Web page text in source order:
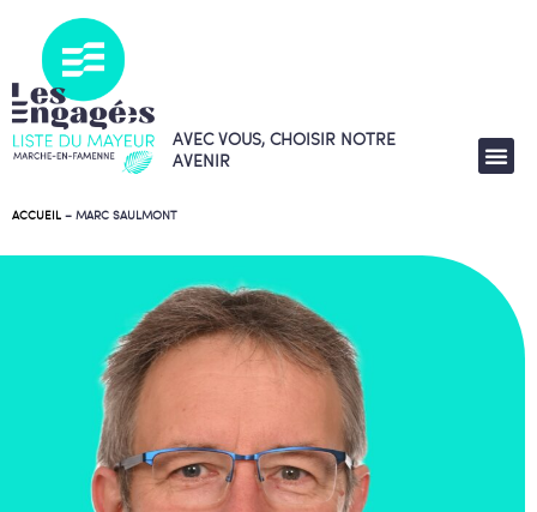
AVEC VOUS, CHOISIR NOTRE
AVENIR
ACCUEIL – MARC SAULMONT